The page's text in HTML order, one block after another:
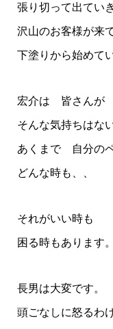
張り切って出てい
沢山のお客様が来
下塗りから始めて
宏介は 皆さんが
そんな気持ちはな
あくまで 自分のペ
どんな時も、、
それがいい時も
困る時もあります。
長男は大変です。
頭ごなしに怒るわ